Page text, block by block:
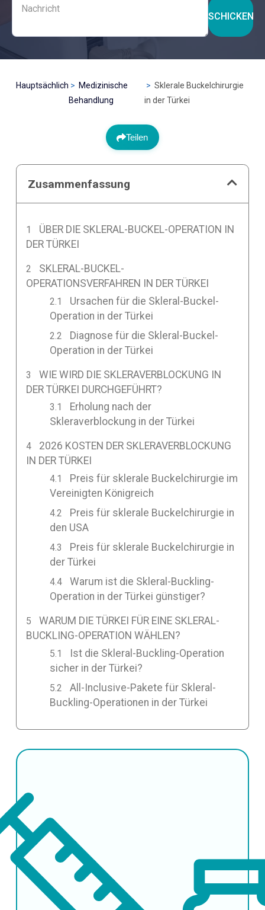
SCHICKEN
Hauptsächlich
Medizinische
Behandlung
Sklerale Buckelchirurgie
in der Türkei
Teilen
Zusammenfassung
ÜBER DIE SKLERAL-BUCKEL-OPERATION IN
DER TÜRKEI
SKLERAL-BUCKEL-
OPERATIONSVERFAHREN IN DER TÜRKEI
Ursachen für die Skleral-Buckel-
Operation in der Türkei
Diagnose für die Skleral-Buckel-
Operation in der Türkei
WIE WIRD DIE SKLERAVERBLOCKUNG IN
DER TÜRKEI DURCHGEFÜHRT?
Erholung nach der
Skleraverblockung in der Türkei
2026 KOSTEN DER SKLERAVERBLOCKUNG
IN DER TÜRKEI
Preis für sklerale Buckelchirurgie im
Vereinigten Königreich
Preis für sklerale Buckelchirurgie in
den USA
Preis für sklerale Buckelchirurgie in
der Türkei
Warum ist die Skleral-Buckling-
Operation in der Türkei günstiger?
WARUM DIE TÜRKEI FÜR EINE SKLERAL-
BUCKLING-OPERATION WÄHLEN?
Ist die Skleral-Buckling-Operation
sicher in der Türkei?
All-Inclusive-Pakete für Skleral-
Buckling-Operationen in der Türkei